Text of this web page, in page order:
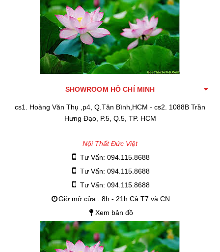
SHOWROOM HỒ CHÍ MINH
cs1. Hoàng Văn Thụ ,p4, Q.Tân Bình,HCM - cs2. 1088B Trần
Hưng Đạo, P.5, Q.5, TP. HCM
Nội Thất Đức Việt
Tư Vấn: 094.115.8688
Tư Vấn: 094.115.8688
Tư Vấn: 094.115.8688
Giờ mở cửa : 8h - 21h Cả T7 và CN
Xem bản đồ